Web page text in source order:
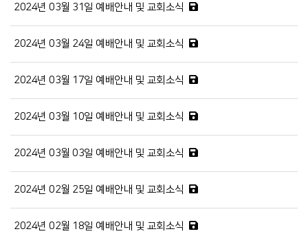
2024년 03월 31일 예배안내 및 교회소식
2024년 03월 24일 예배안내 및 교회소식
2024년 03월 17일 예배안내 및 교회소식
2024년 03월 10일 예배안내 및 교회소식
2024년 03월 03일 예배안내 및 교회소식
2024년 02월 25일 예배안내 및 교회소식
2024년 02월 18일 예배안내 및 교회소식